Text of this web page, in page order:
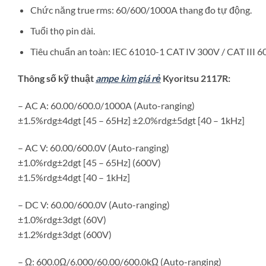
Chức năng true rms: 60/600/1000A thang đo tự động.
Tuổi thọ pin dài.
Tiêu chuẩn an toàn: IEC 61010-1 CAT IV 300V / CAT III
Thông số kỹ thuật ampe kìm giá rẻ Kyoritsu 2117R:
– AC A: 60.00/600.0/1000A (Auto-ranging)
±1.5%rdg±4dgt [45 – 65Hz] ±2.0%rdg±5dgt [40 – 1kHz]
– AC V: 60.00/600.0V (Auto-ranging)
±1.0%rdg±2dgt [45 – 65Hz] (600V)
±1.5%rdg±4dgt [40 – 1kHz]
– DC V: 60.00/600.0V (Auto-ranging)
±1.0%rdg±3dgt (60V)
±1.2%rdg±3dgt (600V)
– Ω: 600.0Ω/6.000/60.00/600.0kΩ (Auto-ranging)